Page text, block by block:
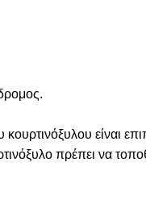
είναι
πρέπει να